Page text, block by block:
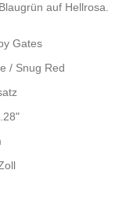
auf Hellrosa.
Gates
/ Snug Red